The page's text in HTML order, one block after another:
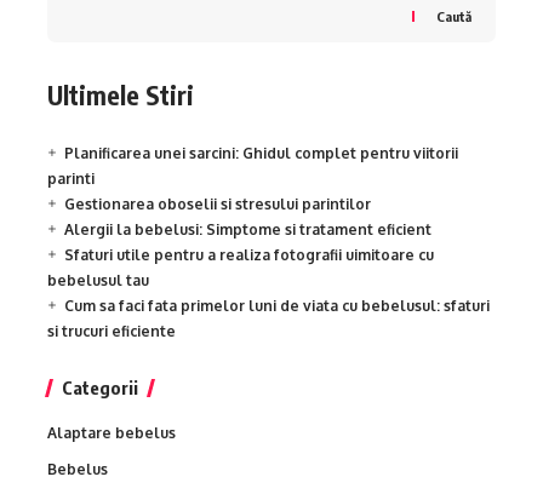
Caută
Ultimele Stiri
Planificarea unei sarcini: Ghidul complet pentru viitorii
parinti
Gestionarea oboselii si stresului parintilor
Alergii la bebelusi: Simptome si tratament eficient
Sfaturi utile pentru a realiza fotografii uimitoare cu
bebelusul tau
Cum sa faci fata primelor luni de viata cu bebelusul: sfaturi
si trucuri eficiente
Categorii
Alaptare bebelus
Bebelus